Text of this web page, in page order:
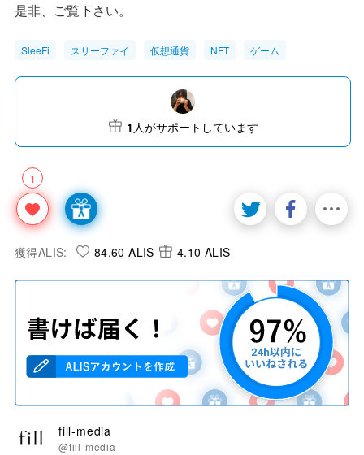
是非、ご覧下さい。
SleeFi スリーファイ 仮想通貨 NFT ゲーム
1
1 人がサポートしています
獲得ALIS: 84.60 ALIS 4.10 ALIS
fill-media
@fill-media